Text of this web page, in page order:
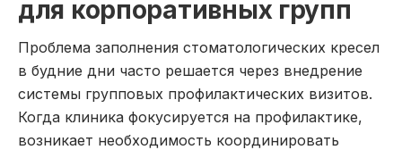
для корпоративных групп
Проблема заполнения стоматологических кресел
в будние дни часто решается через внедрение
системы групповых профилактических визитов.
Когда клиника фокусируется на профилактике,
возникает необходимость координировать